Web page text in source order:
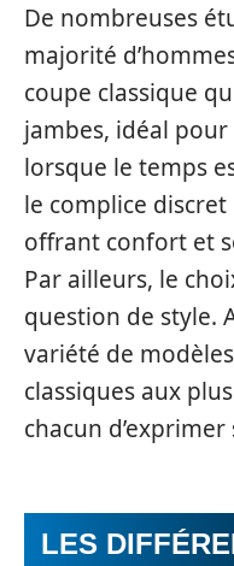
De nombreuses
majorité
coupe classique
jambes, idéal
lorsque le temps
le complice discret
offrant confort et
Par ailleurs, le
question de style.
variété de
classiques aux
chacun
LES